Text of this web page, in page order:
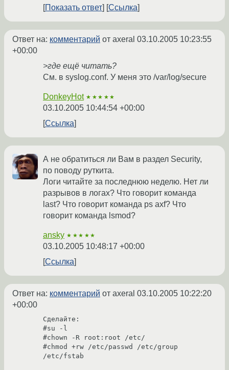
Показать ответ Ссылка
Ответ на: комментарий от axeral 03.10.2005 10:23:55
+00:00
>где ещё читать?
См. в syslog.conf. У меня это /var/log/secure
DonkeyHot ★★★★★
03.10.2005 10:44:54 +00:00
Ссылка
А не обратиться ли Вам в раздел Security,
по поводу руткита.
Логи читайте за последнюю неделю. Нет ли
разрывов в логах? Что говорит команда
last? Что говорит команда ps axf? Что
говорит команда lsmod?
ansky ★★★★★
03.10.2005 10:48:17 +00:00
Ссылка
Ответ на: комментарий от axeral 03.10.2005 10:22:20
+00:00
Сделайте:
#su -l
#chown -R root:root /etc/
#chmod +rw /etc/passwd /etc/group
/etc/fstab